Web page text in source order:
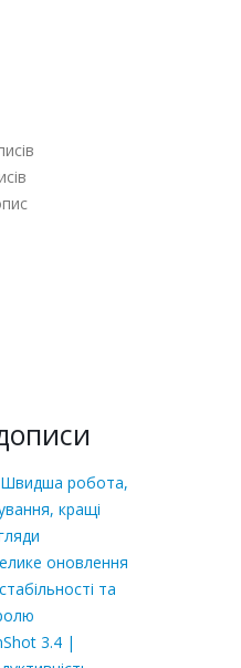
Швидша робота,
кращі
оновлення
та
3.4 |